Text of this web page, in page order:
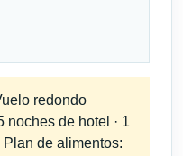
redondo
noches de hotel · 1
Plan de alimentos: